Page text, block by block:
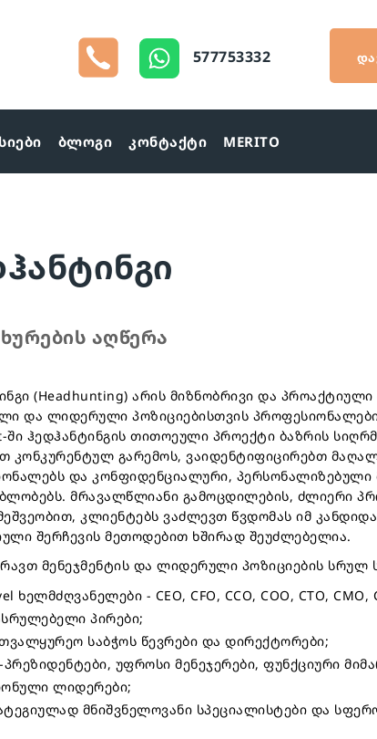
577753332
ბლოგი კონტაქტი MERITO
აღწერა
(Headhunting) არის მიზნობრივი და
და ლიდერული პოზიციებისთვის
ში ჰედჰანტინგის თითოეული პროექტი ბაზრის
კონკურენტულ გარემოს, ვაიდენტიფიცირებთ
და კონფიდენციალური,
მრავალწლიანი გამოცდილების, ძლიერი
კლიენტებს ვაძლევთ წვდომას იმ
შერჩევის მეთოდებით ხშირად შეუძლებელია.
მენეჯმენტის და ლიდერული პოზიციების სრულ
ხელმძღვანელები - CEO, CFO, CCO, COO, CTO,
პირები;
საბჭოს წევრები და დირექტორები;
პრეზიდენტები, უფროსი მენეჯერები, ფუნქციური
ლიდერები;
მნიშვნელოვანი სპეციალისტები და